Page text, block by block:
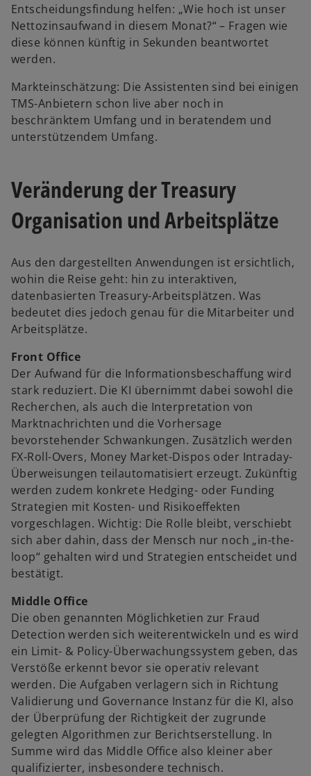
Entscheidungsfindung helfen: „Wie hoch ist unser
Nettozinsaufwand in diesem Monat?“ – Fragen wie
diese können künftig in Sekunden beantwortet
werden.
Markteinschätzung: Die Assistenten sind bei einigen
TMS-Anbietern schon live aber noch in
beschränktem Umfang und in beratendem und
unterstützendem Umfang.
Veränderung der Treasury
Organisation und Arbeitsplätze
Aus den dargestellten Anwendungen ist ersichtlich,
wohin die Reise geht: hin zu interaktiven,
datenbasierten Treasury-Arbeitsplätzen. Was
bedeutet dies jedoch genau für die Mitarbeiter und
Arbeitsplätze.
Front Office
Der Aufwand für die Informationsbeschaffung wird
stark reduziert. Die KI übernimmt dabei sowohl die
Recherchen, als auch die Interpretation von
Marktnachrichten und die Vorhersage
bevorstehender Schwankungen. Zusätzlich werden
FX-Roll-Overs, Money Market-Dispos oder Intraday-
Überweisungen teilautomatisiert erzeugt. Zukünftig
werden zudem konkrete Hedging- oder Funding
Strategien mit Kosten- und Risikoeffekten
vorgeschlagen. Wichtig: Die Rolle bleibt, verschiebt
sich aber dahin, dass der Mensch nur noch „in-the-
loop“ gehalten wird und Strategien entscheidet und
bestätigt.
Middle Office
Die oben genannten Möglichketien zur Fraud
Detection werden sich weiterentwickeln und es wird
ein Limit- & Policy-Überwachungssystem geben, das
Verstöße erkennt bevor sie operativ relevant
werden. Die Aufgaben verlagern sich in Richtung
Validierung und Governance Instanz für die KI, also
der Überprüfung der Richtigkeit der zugrunde
gelegten Algorithmen zur Berichtserstellung. In
Summe wird das Middle Office also kleiner aber
qualifizierter, insbesondere technisch.